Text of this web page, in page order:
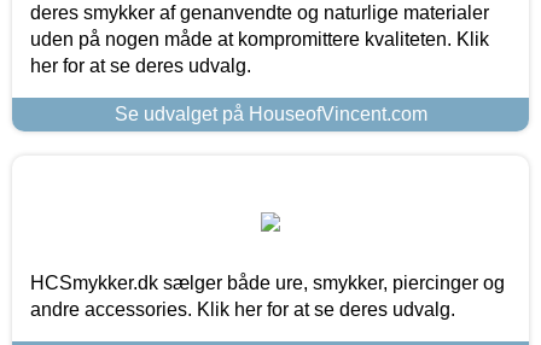
deres smykker af genanvendte og naturlige materialer
uden på nogen måde at kompromittere kvaliteten. Klik
her for at se deres udvalg.
Se udvalget på HouseofVincent.com
HCSmykker.dk sælger både ure, smykker, piercinger og
andre accessories. Klik her for at se deres udvalg.